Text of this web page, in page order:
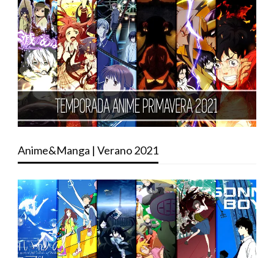
Anime&Manga | Verano 2021